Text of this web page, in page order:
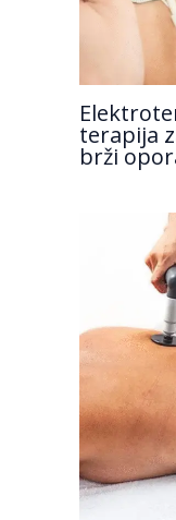
terapija
brži